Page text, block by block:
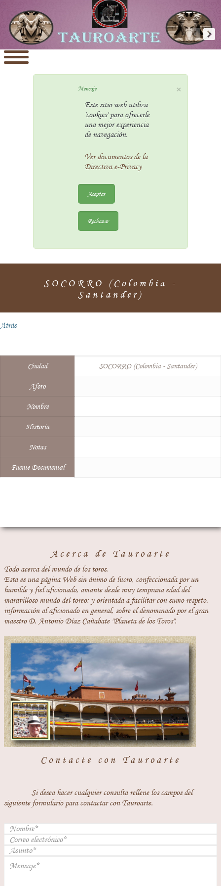
×
Mensaje
Este sitio web utiliza
'cookies' para ofrecerle
una mejor experiencia
de navegación.
Ver documentos de la
Directiva e-Privacy
Aceptar
Rechazar
SOCORRO (Colombia -
Santander)
Atrás
Ciudad SOCORRO (Colombia - Santander)
Aforo
Nombre
Historia
Notas
Fuente Documental
Acerca de Tauroarte
Todo acerca del mundo de los toros.
Esta es una página Web sin ánimo de lucro, confeccionada por un
humilde y fiel aficionado, amante desde muy temprana edad del
maravilloso mundo del toreo; y orientada a facilitar con sumo respeto,
información al aficionado en general, sobre el denominado por el gran
maestro D. Antonio Díaz Cañabate "Planeta de los Toros".
Contacte con Tauroarte
Si desea hacer cualquier consulta rellene los campos del
siguiente formulario para contactar con Tauroarte.